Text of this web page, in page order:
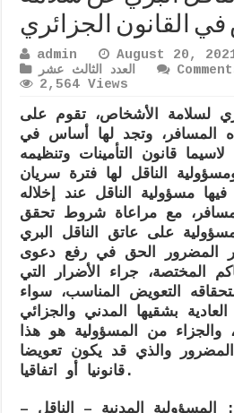
القانون الجزائري
admin
August 20,
العدد الثالث عشر
2,564 Views
لسلامة الأشخاص، تقوم على
المسافر، وتجد لها أساس في
لاسيما قانون التأمينات وتنظيمه
الناقل لها فترة سريان
مسؤولية الناقل عند إخلاله
المسافر، مع مراعاة شروط تحقق
على عاتق الناقل البري
المضرور الحق في رفع دعوى
المختصة، جراء الأضرار التي
التعويض المناسب، سواء
العادية بشقيها المدني والجزائي
والجزاء من المسؤولية هو هذا
والذي قد يكون تعويضا
قانونيا أو اتفاقيا.
: المسؤولية المدنية – الناقل –